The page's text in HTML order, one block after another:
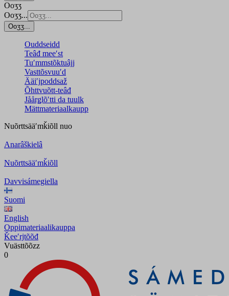
Ooʒʒ
Ooʒʒ...
Ooʒʒ...
Ouddseidd
Teâđ meeʹst
Tuʹmmstõktuâjj
Vasttõsvuuʹd
Ääiʹjpoddsaž
Õhttvuõtt-teâđ
Jåårǥlõʹtti da tuulk
Mättmateriaalkaupp
Nuõrttsääʹmǩiõll nuo
Anarâškielâ
Nuõrttsääʹmǩiõll
Davvisámegiella
Suomi
English
Oppimateriaalikauppa
Ǩeeʹrjtõõđ
Vuästtõõzz
0